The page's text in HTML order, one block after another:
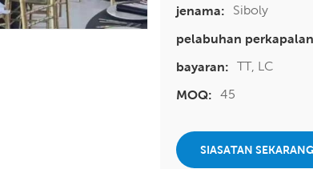
jenama:
Siboly
pelabuhan
bayaran: TT, LC
MOQ: 45
SIASATAN SEKARANG